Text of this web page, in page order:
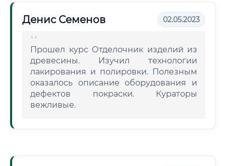
Денис Семенов 02.05.2023
Прошел курс Отделочник изделий из
древесины. Изучил технологии
лакирования и полировки. Полезным
оказалось описание оборудования и
дефектов покраски. Кураторы
вежливые.